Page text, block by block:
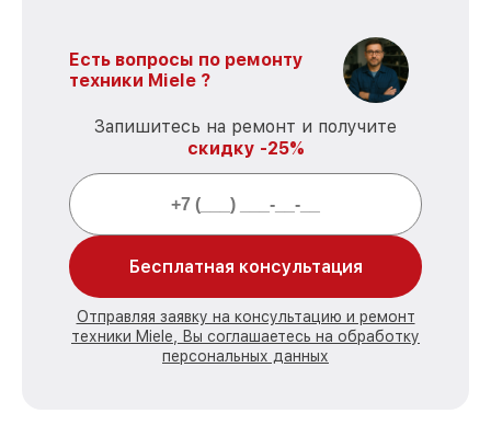
Есть вопросы по ремонту
техники Miele ?
Запишитесь на ремонт и получите
скидку -25%
Бесплатная консультация
Отправляя заявку на консультацию и ремонт
техники Miele, Вы соглашаетесь на обработку
персональных данных